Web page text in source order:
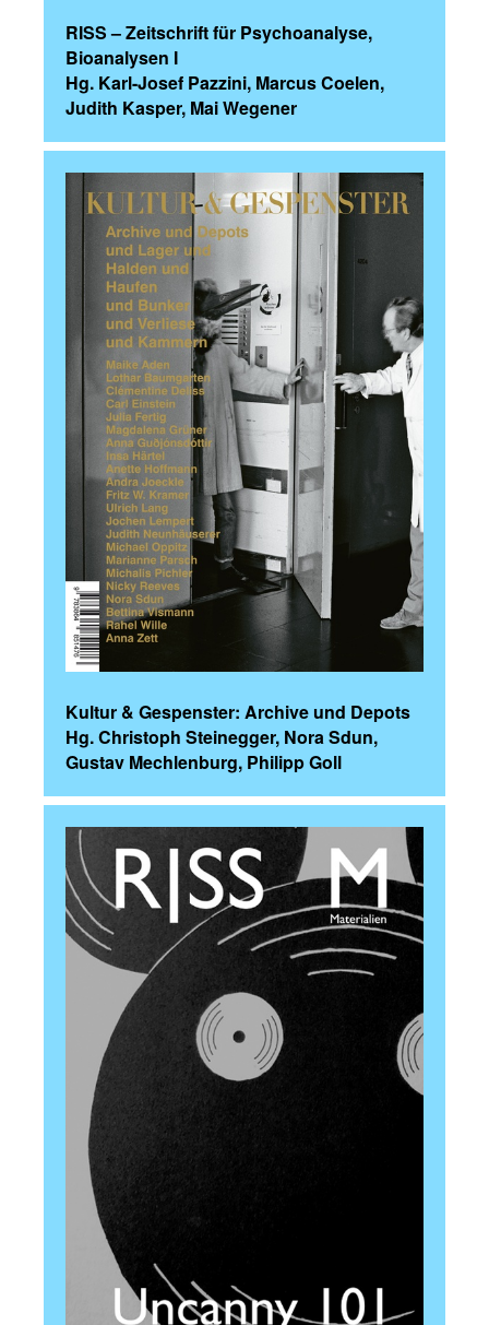
RISS – Zeitschrift für Psychoanalyse,
Bioanalysen I
Hg. Karl-Josef Pazzini, Marcus Coelen,
Judith Kasper, Mai Wegener
Kultur & Gespenster: Archive und Depots
Hg. Christoph Steinegger, Nora Sdun,
Gustav Mechlenburg, Philipp Goll